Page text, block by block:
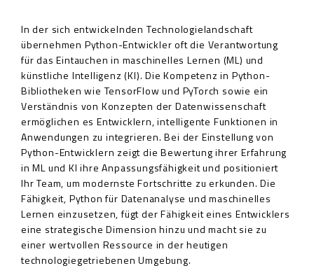
In der sich entwickelnden Technologielandschaft
übernehmen Python-Entwickler oft die Verantwortung
für das Eintauchen in maschinelles Lernen (ML) und
künstliche Intelligenz (KI). Die Kompetenz in Python-
Bibliotheken wie TensorFlow und PyTorch sowie ein
Verständnis von Konzepten der Datenwissenschaft
ermöglichen es Entwicklern, intelligente Funktionen in
Anwendungen zu integrieren. Bei der Einstellung von
Python-Entwicklern zeigt die Bewertung ihrer Erfahrung
in ML und KI ihre Anpassungsfähigkeit und positioniert
Ihr Team, um modernste Fortschritte zu erkunden. Die
Fähigkeit, Python für Datenanalyse und maschinelles
Lernen einzusetzen, fügt der Fähigkeit eines Entwicklers
eine strategische Dimension hinzu und macht sie zu
einer wertvollen Ressource in der heutigen
technologiegetriebenen Umgebung.